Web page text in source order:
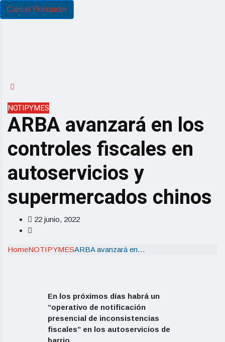
Cancel Preloader
NOTIPYMES
ARBA avanzará en los
controles fiscales en
autoservicios y
supermercados chinos
22 junio, 2022
HomeNOTIPYMESARBA avanzará en…
En los próximos días habrá un
“operativo de notificación
presencial de inconsistencias
fiscales” en los autoservicios de
barrio.